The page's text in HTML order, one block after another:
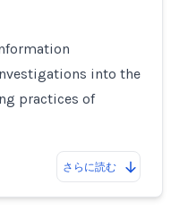
into the
practices of
さらに読む